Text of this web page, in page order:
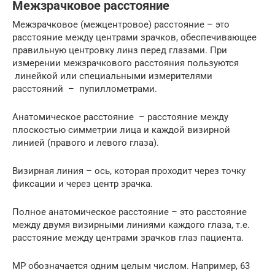
Межзрачковое расстояние
Межзрачковое (межцентровое) расстояние – это
расстояние между центрами зрачков, обеспечивающее
правильную центровку линз перед глазами. При
измерении межзрачкового расстояния пользуются
линейкой или специальными измерителями
расстояний – пупиллометрами.
Анатомическое расстояние – расстояние между
плоскостью симметрии лица и каждой визирной
линией (правого и левого глаза).
Визирная линия – ось, которая проходит через точку
фиксации и через центр зрачка.
Полное анатомическое расстояние – это расстояние
между двумя визирными линиями каждого глаза, т.е.
расстояние между центрами зрачков глаз пациента.
МР обозначается одним целым числом. Например, 63